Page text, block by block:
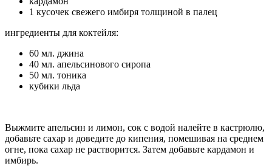
1 кусочек свежего имбиря толщиной в палец
ингредиенты для коктейля:
60 мл. джина
40 мл. апельсинового сиропа
50 мл. тоника
кубики льда
Выжмите апельсин и лимон, сок с водой налейте в кастрюлю,
добавьте сахар и доведите до кипения, помешивая на среднем
огне, пока сахар не растворится. Затем добавьте кардамон и
имбирь.